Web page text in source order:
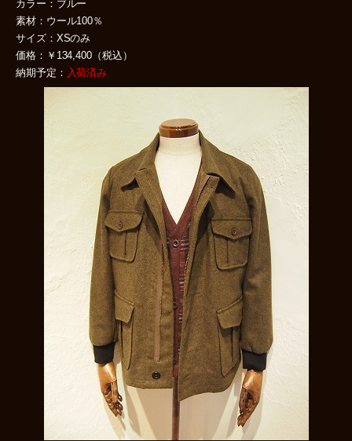
カラー：ブルー
素材：ウール100％
サイズ：XSのみ
価格：￥134,400（税込）
納期予定： 入荷済み